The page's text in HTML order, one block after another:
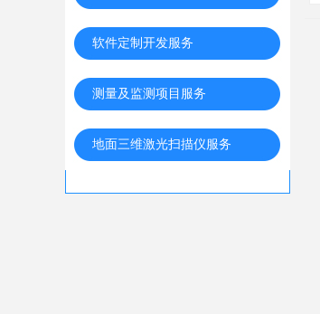
软件定制开发服务
测量及监测项目服务
地面三维激光扫描仪服务